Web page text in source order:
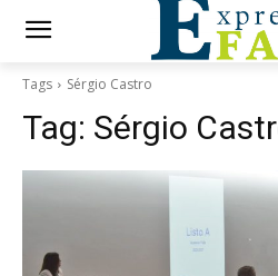
Tags Sérgio Castro
Tag: Sérgio